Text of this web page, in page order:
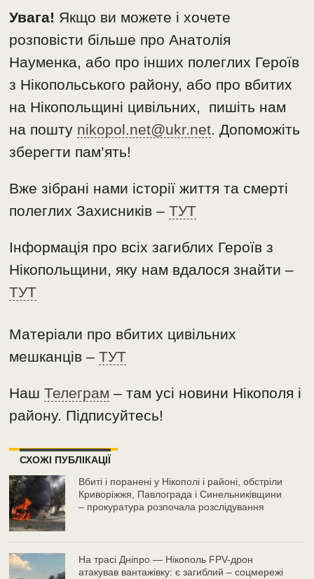
Увага! Якщо ви можете і хочете
розповісти більше про Анатолія
Науменка, або про інших полеглих Героїв
з Нікопольського району, або про вбитих
на Нікопольщині цивільних, пишіть нам
на пошту nikopol.net@ukr.net. Допоможіть
зберегти пам’ять!
Вже зібрані нами історії життя та смерті
полеглих Захисників –ТУТ
Інформація про всіх загиблих Героїв з
Нікопольщини, яку нам вдалося знайти –
ТУТ
Матеріали про вбитих цивільних
мешканців –ТУТ
НашТелеграм – там усі новини Нікополя і
району. Підписуйтесь!
СХОЖІ ПУБЛІКАЦІЇ
Вбиті і поранені у Нікополі і районі, обстріли
Криворіжжя, Павлограда і Синельниківщини
– прокуратура розпочала розслідування
На трасі Дніпро — Нікополь FPV-дрон
атакував вантажівку: є загиблий – соцмережі